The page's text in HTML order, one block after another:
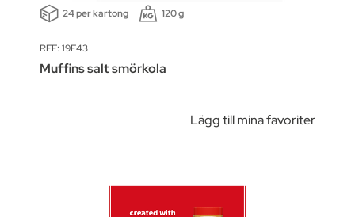
24 per kartong 120 g
REF: 19F43
Muffins salt smörkola
Lägg till mina favoriter